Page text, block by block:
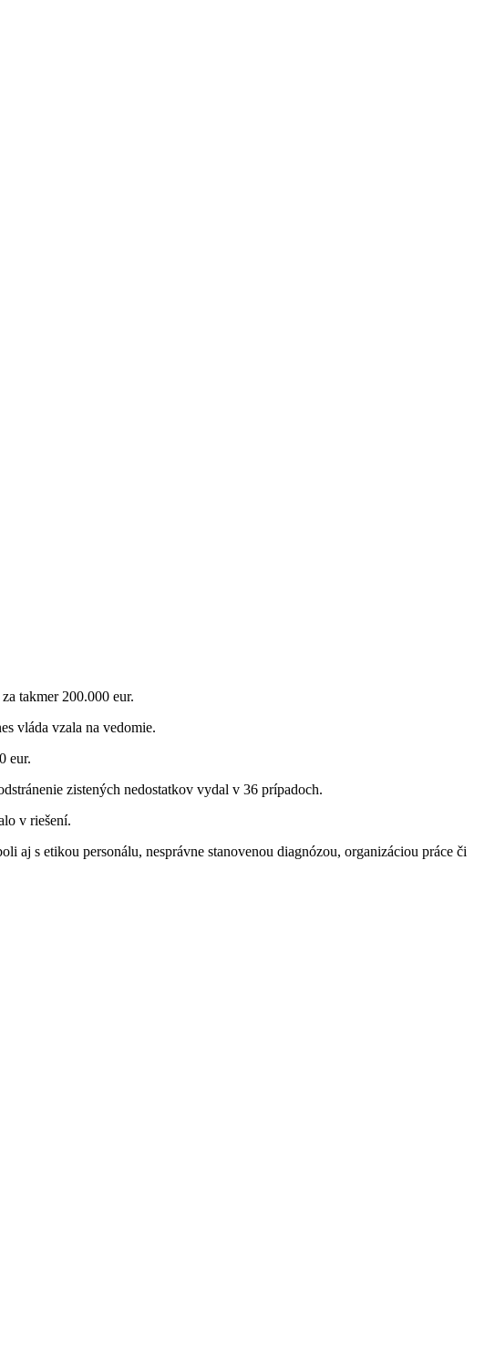
takmer 200.000 eur.
vláda vzala na vedomie.
eur.
zistených nedostatkov vydal v 36 prípadoch.
v riešení.
aj s etikou personálu, nesprávne stanovenou diagnózou, organizáciou práce či